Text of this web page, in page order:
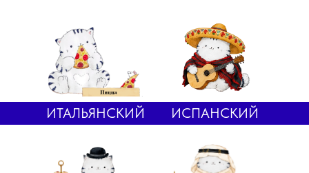
ИСПАНСКИЙ
ИТАЛЬЯНСКИЙ